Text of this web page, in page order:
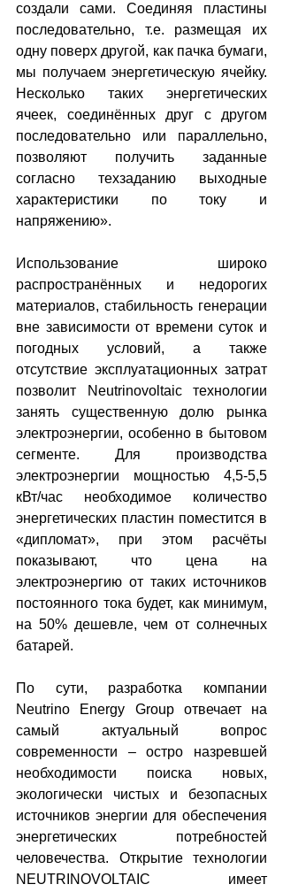
создали сами. Соединяя пластины
последовательно, т.е. размещая их
одну поверх другой, как пачка бумаги,
мы получаем энергетическую ячейку.
Несколько таких энергетических
ячеек, соединённых друг с другом
последовательно или параллельно,
позволяют получить заданные
согласно техзаданию выходные
характеристики по току и
напряжению».
Использование широко
распространённых и недорогих
материалов, стабильность генерации
вне зависимости от времени суток и
погодных условий, а также
отсутствие эксплуатационных затрат
позволит Neutrinovoltaic технологии
занять существенную долю рынка
электроэнергии, особенно в бытовом
сегменте. Для производства
электроэнергии мощностью 4,5-5,5
кВт/час необходимое количество
энергетических пластин поместится в
«дипломат», при этом расчёты
показывают, что цена на
электроэнергию от таких источников
постоянного тока будет, как минимум,
на 50% дешевле, чем от солнечных
батарей.
По сути, разработка компании
Neutrino Energy Group отвечает на
самый актуальный вопрос
современности – остро назревшей
необходимости поиска новых,
экологически чистых и безопасных
источников энергии для обеспечения
энергетических потребностей
человечества. Открытие технологии
NEUTRINOVOLTAIC имеет